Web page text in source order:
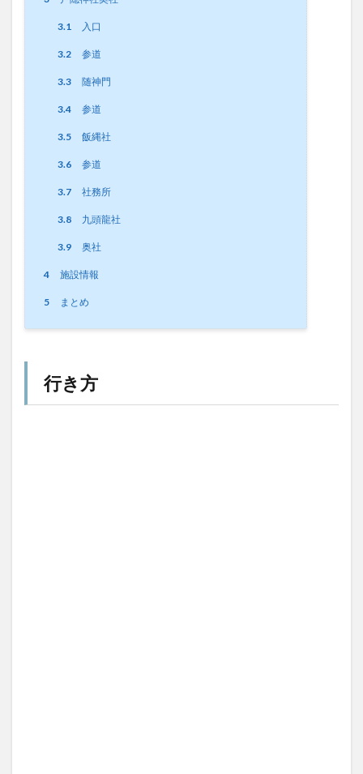
3.1 入口
3.2 参道
3.3 随神門
3.4 参道
3.5 飯縄社
3.6 参道
3.7 社務所
3.8 九頭龍社
3.9 奥社
4 施設情報
5 まとめ
行き方